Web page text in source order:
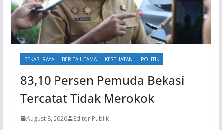
BEKASI RAYA BERITA UTAMA KESEHATAN POLITIK
83,10 Persen Pemuda Bekasi
Tercatat Tidak Merokok
August 8, 2026 Editor Publik